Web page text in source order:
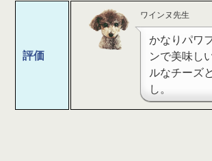
評価
ワインヌ先生
かなりパワ
ンで美味し
ルなチーズ
し。